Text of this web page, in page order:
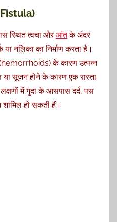
Fistula)
स्थित त्वचा औरआंतके अंदर
नलिका का निर्माण करता है।
(hemorrhoids) के कारण उत्पन्न
या सूजन होने के कारण एक रास्ता
में गुदा के आसपास दर्द, पस
हो सकती हैं।